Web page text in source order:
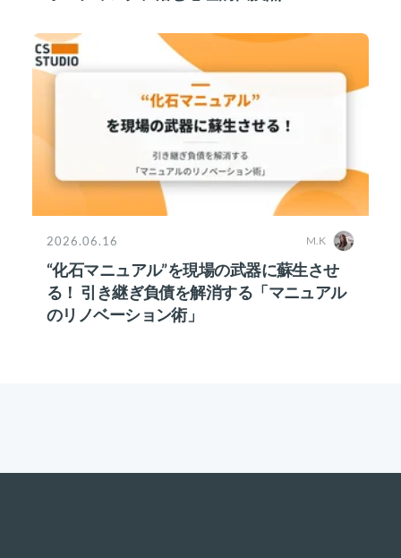
2026.06.16 M.K
“化石マニュアル”を現場の武器に蘇生させ
る！ 引き継ぎ負債を解消する「マニュアル
のリノベーション術」